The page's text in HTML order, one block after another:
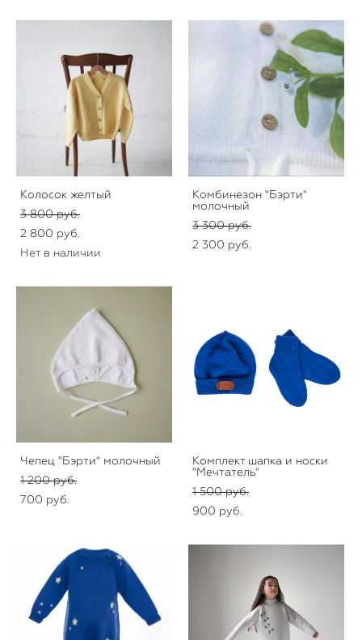
Колосок желтый
3 800 pуб.
2 800 pуб.
Нет в наличии
Комбинезон "Бэрти"
молочный
3 300 pуб.
2 300 pуб.
Чепец "Бэрти" молочный
1 200 pуб.
700 pуб.
Комплект шапка и носки
"Мечтатель"
1 500 pуб.
900 pуб.